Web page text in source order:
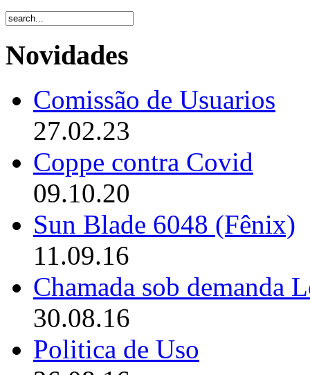
Novidades
Comissão de Usuarios
27.02.23
Coppe contra Covid
09.10.20
Sun Blade 6048 (Fênix)
11.09.16
Chamada sob demanda
30.08.16
Politica de Uso